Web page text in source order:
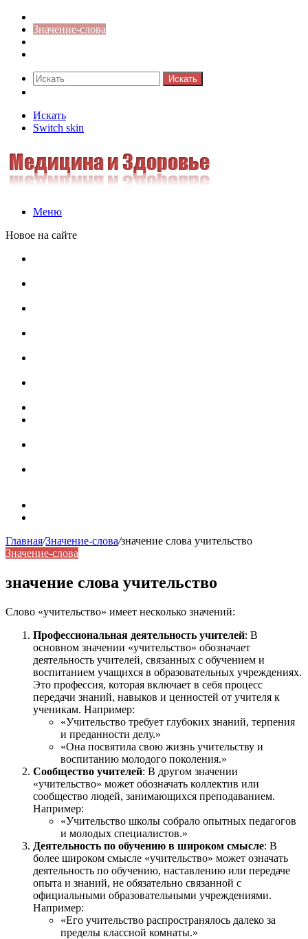
Значение-слова
Искать
Искать
Switch skin
Меню
Новое на сайте
Главная/Значение-слова/значение слова учительство
Значение-слова
значение слова учительство
Слово «учительство» имеет несколько значений:
Профессиональная деятельность учителей: В
основном значении «учительство» обозначает
деятельность учителей, связанных с обучением и
воспитанием учащихся в образовательных учреждениях.
Это профессия, которая включает в себя процесс
передачи знаний, навыков и ценностей от учителя к
ученикам. Например:
«Учительство требует глубоких знаний, терпения
и преданности делу.»
«Она посвятила свою жизнь учительству и
воспитанию молодого поколения.»
Сообщество учителей: В другом значении
«учительство» может обозначать коллектив или
сообщество людей, занимающихся преподаванием.
Например:
«Учительство школы собрало опытных педагогов
и молодых специалистов.»
Деятельность по обучению в широком смысле: В
более широком смысле «учительство» может означать
деятельность по обучению, наставлению или передаче
опыта и знаний, не обязательно связанной с
официальными образовательными учреждениями.
Например:
«Его учительство распространялось далеко за
пределы классной комнаты.»